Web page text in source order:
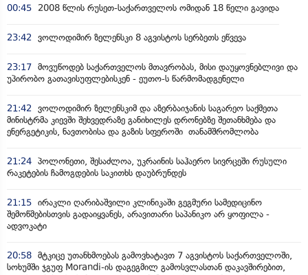
00:45 2008 წლის რუსეთ-საქართველოს ომიდან 18 წელი გავიდა
23:42 ვოლოდიმირ ზელენსკი 8 აგვისტოს სერბეთს ეწვევა
23:17 მოვუწოდებ საქართველოს მთავრობას, მისი დაუყოვნებლივი და
უპირობო გათავისუფლებისკენ - ეუთო-ს წარმომადგენელი
21:42
ვოლოდიმირ ზელენსკიმ და აზერბაიჯანის საგარეო საქმეთა
მინისტრმა კიევში შეხვედრაზე განიხილეს დრონებზე შეთანხმება და
ენერგეტიკის, ნავთობისა და გაზის სფეროში თანამშრომლობა
21:24 პოლონეთი, შესაძლოა, უკრაინის საჰაერო სივრცეში რუსული
რაკეტების ჩამოგდების საკითხს დაუბრუნდეს
21:15 ირაკლი ღარიბაშვილი კლინიკაში გეგმური სამედიცინო
შემოწმებისთვის გადაიყვანეს, არავითარი საპანიკო არ ყოფილა -
ადვოკატი
20:58 მტკიცე უთანხმოებას გამოვხატავთ 7 აგვისტოს საქართველოში,
სოხუმში ჯგუფ Morandi-ის დაგეგმილ გამოსვლასთან დაკავშირებით,